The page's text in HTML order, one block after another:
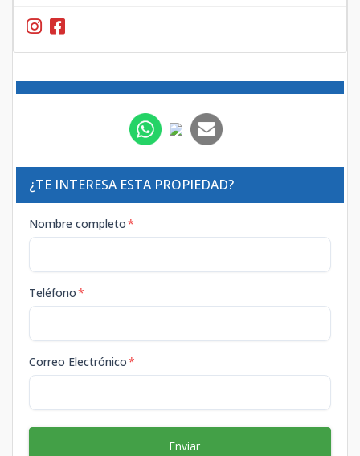
¿TE INTERESA ESTA PROPIEDAD?
Nombre completo*
Teléfono*
Correo Electrónico*
Enviar